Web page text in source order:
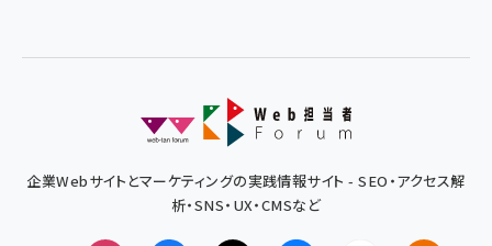
企業Webサイトとマーケティングの実践情報サイト - SEO・アクセス解
析・SNS・UX・CMSなど